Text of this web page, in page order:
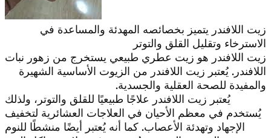
زيت اللافندر يتميز بخصائصه المهدئة والمساعدة في
الاسترخاء وتقليل القلق والتوتر
زيت اللافندر هو زيت عطري طبيعي يستخرج من زهور نبات
اللافندر. يُعتبر زيت اللافندر من الزيوت الأساسية الشهيرة
والمفيدة للصحة العقلية والجسدية.
يُعتبر زيت اللافندر علاجًا طبيعيًا للقلق والتوتر، ولذلك
يُستخدم في معظم الأحيان في العلاجات العشائرية لتخفيف
الإجهاد وتهدئة الأعصاب. كما أنه يُعتبر أيضًا منشطًا للنوم